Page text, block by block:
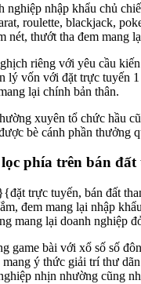
nghiệp nhập khẩu chủ
roulette, blackjack,
nét, thướt tha đem mang
riêng với yêu cầu
lý vốn với đặt trực tuyến
lại chính bản thân.
xuyên tổ chức hầu
bè cánh phần thưởng
phía trên bán
trực tuyến, bán đất
đem mang lại nhập
mang lại doanh nghiệp
game bài với xổ số số
ý thức giải trí thư
nhịn nhường cũng